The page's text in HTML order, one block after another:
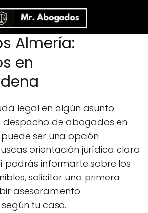
Almería:
en
legal en algún asunto
despacho de abogados en
ser una opción
orientación jurídica clara
podrás informarte sobre los
solicitar una primera
asesoramiento
tu caso.